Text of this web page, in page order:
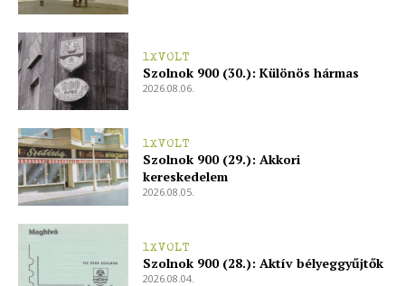
1XVOLT
Szolnok 900 (30.): Különös hármas
2026.08.06.
1XVOLT
Szolnok 900 (29.): Akkori
kereskedelem
2026.08.05.
1XVOLT
Szolnok 900 (28.): Aktív bélyeggyűjtők
2026.08.04.